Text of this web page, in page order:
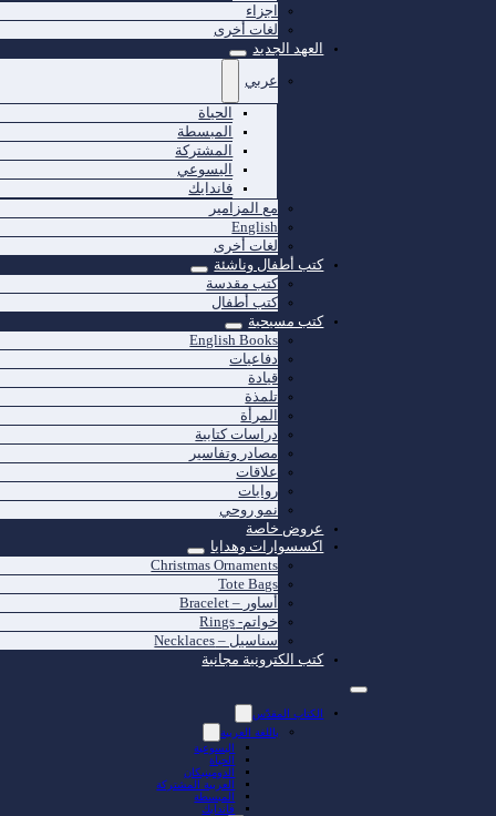
اجزاء
لغات أخرى
العهد الجديد
عربي
الحياة
المبسطة
المشتركة
اليسوعي
فاندايك
مع المزامير
English
لغات أخرى
كتب أطفال وناشئة
كتب مقدسة
كتب أطفال
كتب مسيحية
English Books
دفاعيات
قيادة
تلمذة
المرأة
دراسات كتابية
مصادر وتفاسير
علاقات
روايات
نمو روحي
عروض خاصة
اكسسوارات وهدايا
Christmas Ornaments
Tote Bags
أساور – Bracelet
خواتم- Rings
سناسيل – Necklaces
كتب الكترونية مجانية
الكتاب المقدّس
باللغة العربية
اليسوعية
الحياة
الدومينيكان
العربية المشتركة
المبسطة
فاندايك